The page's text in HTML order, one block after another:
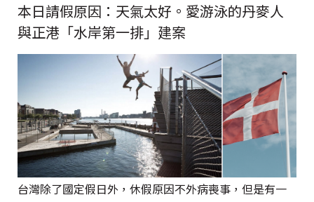
本日請假原因：天氣太好。愛游泳的丹麥人
與正港「水岸第一排」建案
台灣除了國定假日外，休假原因不外病喪事，但是有一